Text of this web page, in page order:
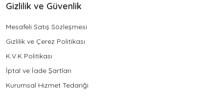
Gizlilik ve Güvenlik
Mesafeli Satış Sözleşmesi
Gizlilik ve Çerez Politikası
K.V.K Politikası
İptal ve İade Şartları
Kurumsal Hizmet Tedariği